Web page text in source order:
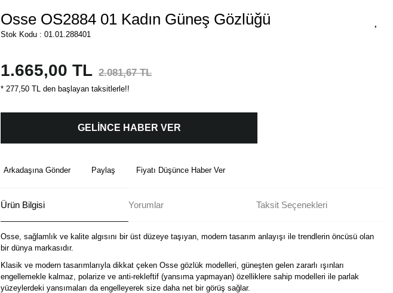
Osse OS2884 01 Kadın Güneş Gözlüğü
Stok Kodu : 01.01.288401
1.665,00 TL 2.081,67 TL
* 277,50 TL den başlayan taksitlerle!!
GELİNCE HABER VER
Arkadaşına Gönder Paylaş Fiyatı Düşünce Haber Ver
Ürün Bilgisi Yorumlar Taksit Seçenekleri
Osse, sağlamlık ve kalite algısını bir üst düzeye taşıyan, modern tasarım anlayışı ile trendlerin öncüsü olan
bir dünya markasıdır.
Klasik ve modern tasarımlarıyla dikkat çeken Osse gözlük modelleri, güneşten gelen zararlı ışınları
engellemekle kalmaz, polarize ve anti-rekleftif (yansıma yapmayan) özelliklere sahip modelleri ile parlak
yüzeylerdeki yansımaları da engelleyerek size daha net bir görüş sağlar.